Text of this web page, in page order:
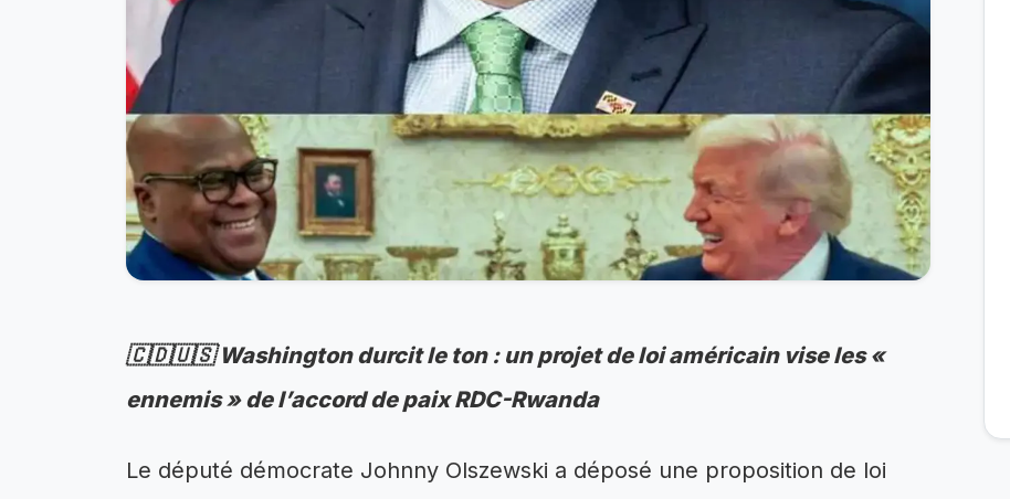
🇨🇩🇺🇸 Washington durcit le ton : un projet de loi américain vise les «
ennemis » de l’accord de paix RDC-Rwanda
Le député démocrate Johnny Olszewski a déposé une proposition de loi